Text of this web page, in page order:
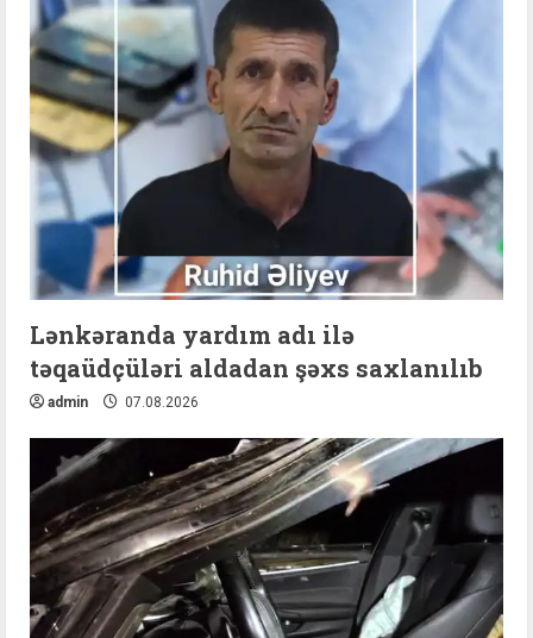
Lənkəranda yardım adı ilə
təqaüdçüləri aldadan şəxs saxlanılıb
admin 07.08.2026